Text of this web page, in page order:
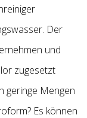
Der
und
zugesetzt
geringe Mengen
Es können